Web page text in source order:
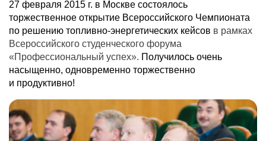
27 февраля 2015 г. в Москве состоялось
торжественное открытие Всероссийского Чемпионата
по решению топливно-энергетических кейсов в рамках
Всероссийского студенческого форума
«Профессиональный успех». Получилось очень
насыщенно, одновременно торжественно
и продуктивно!